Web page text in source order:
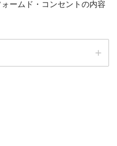
ームド・コンセントの内容